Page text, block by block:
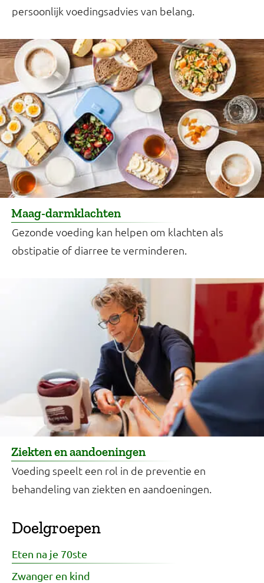
persoonlijk voedingsadvies van belang.
Maag-darmklachten
Gezonde voeding kan helpen om klachten als
obstipatie of diarree te verminderen.
Ziekten en aandoeningen
Voeding speelt een rol in de preventie en
behandeling van ziekten en aandoeningen.
Doelgroepen
Eten na je 70ste
Zwanger en kind